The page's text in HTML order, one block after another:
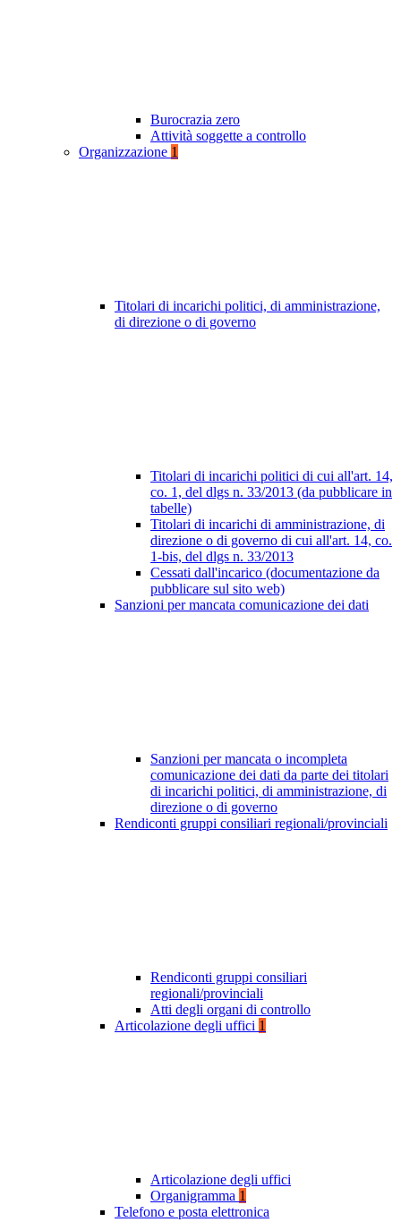
Burocrazia zero
Attività soggette a controllo
Organizzazione 1
Titolari di incarichi politici, di amministrazione,
di direzione o di governo
Titolari di incarichi politici di cui all'art. 14,
co. 1, del dlgs n. 33/2013 (da pubblicare in
tabelle)
Titolari di incarichi di amministrazione, di
direzione o di governo di cui all'art. 14, co.
1-bis, del dlgs n. 33/2013
Cessati dall'incarico (documentazione da
pubblicare sul sito web)
Sanzioni per mancata comunicazione dei dati
Sanzioni per mancata o incompleta
comunicazione dei dati da parte dei titolari
di incarichi politici, di amministrazione, di
direzione o di governo
Rendiconti gruppi consiliari regionali/provinciali
Rendiconti gruppi consiliari
regionali/provinciali
Atti degli organi di controllo
Articolazione degli uffici 1
Articolazione degli uffici
Organigramma 1
Telefono e posta elettronica